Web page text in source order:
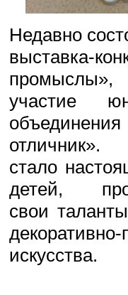
Недавно
выставка-
промыслы»,
участие
стало
детей,
свои
декоративно-
искусства.